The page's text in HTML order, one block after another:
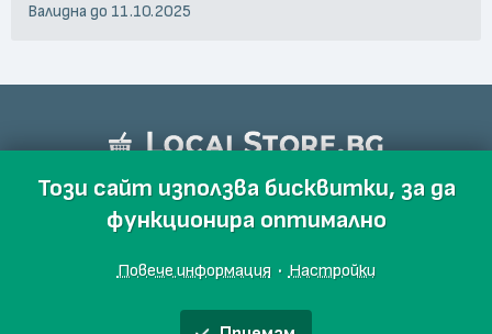
Валидна до 11.10.2025
Този сайт използва бисквитки, за да
функционира оптимално
Повече информация · Настройки